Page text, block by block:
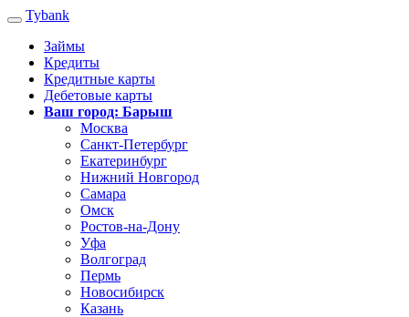
Tybank
Займы
Кредиты
Кредитные карты
Дебетовые карты
Ваш город: Барыш
Москва
Санкт-Петербург
Екатеринбург
Нижний Новгород
Самара
Омск
Ростов-на-Дону
Уфа
Волгоград
Пермь
Новосибирск
Казань